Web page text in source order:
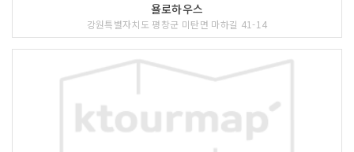
욜로하우스
강원특별자치도 평창군 미탄면 마하길 41-14